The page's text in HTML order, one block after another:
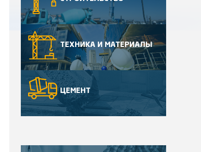
ТЕХНИКА И МАТЕРИАЛЫ
ЦЕМЕНТ